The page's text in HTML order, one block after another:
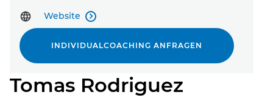
Event-Code hier eingeben
EVENT FINDEN
Tomas Rodriguez
Website 
INDIVIDUALCOACHING ANFRAGEN